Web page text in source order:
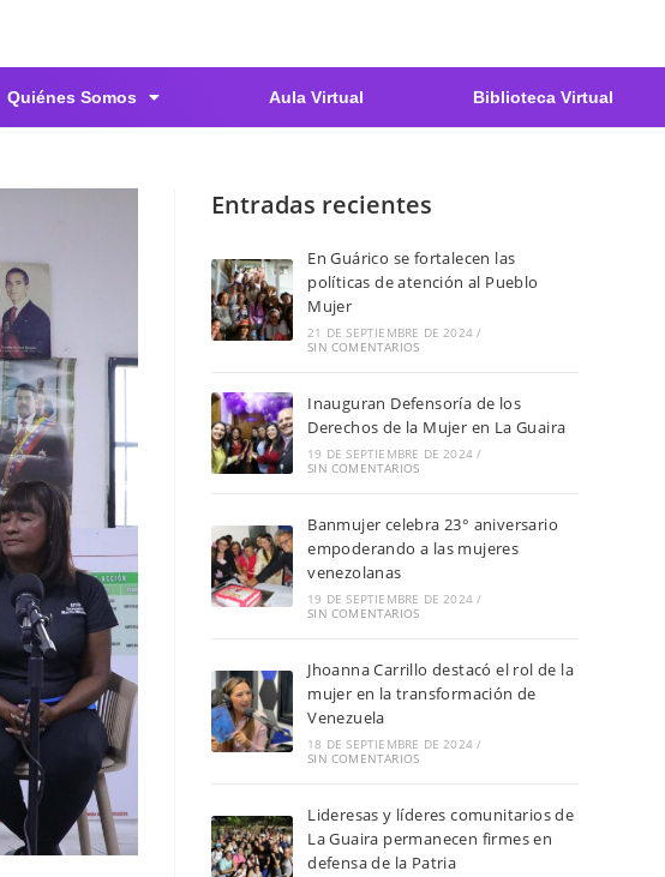
Quiénes Somos Aula Virtual Biblioteca Virtual
Entradas recientes
En Guárico se fortalecen las
políticas de atención al Pueblo
Mujer
21 DE SEPTIEMBRE DE 2024 /
SIN COMENTARIOS
Inauguran Defensoría de los
Derechos de la Mujer en La Guaira
19 DE SEPTIEMBRE DE 2024 /
SIN COMENTARIOS
Banmujer celebra 23° aniversario
empoderando a las mujeres
venezolanas
19 DE SEPTIEMBRE DE 2024 /
SIN COMENTARIOS
Jhoanna Carrillo destacó el rol de la
mujer en la transformación de
Venezuela
18 DE SEPTIEMBRE DE 2024 /
SIN COMENTARIOS
Lideresas y líderes comunitarios de
La Guaira permanecen firmes en
defensa de la Patria